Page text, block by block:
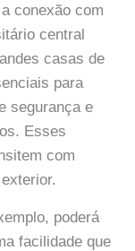
conexão com
central
casas de
para
segurança e
Esses
com
poderá
facilidade que